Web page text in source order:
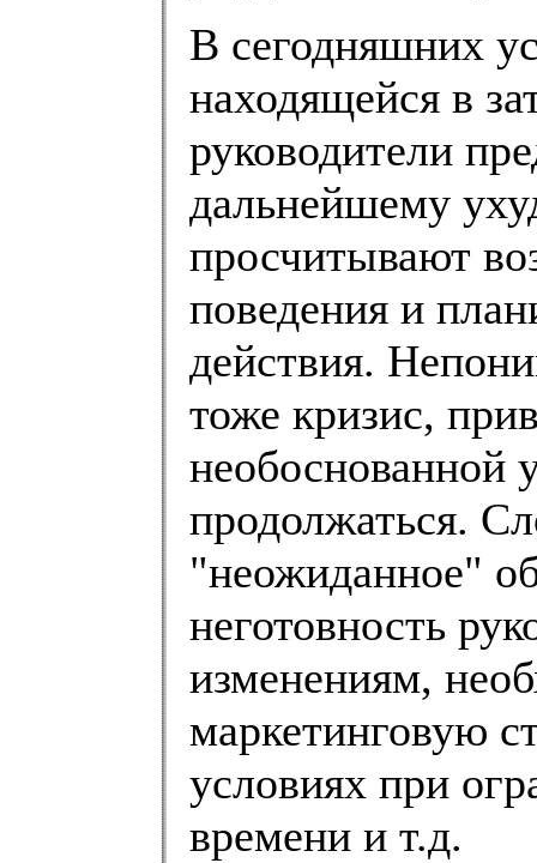
В сегодняшних
находящейся в
руководители
дальнейшему
просчитывают
поведения и
действия.
тоже кризис,
необоснованной
продолжаться.
"неожиданное"
неготовность
изменениям,
маркетинговую
условиях при
времени и т.д.